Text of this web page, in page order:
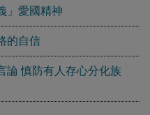
」愛國精神
的自信
論 慎防有人存心分化族